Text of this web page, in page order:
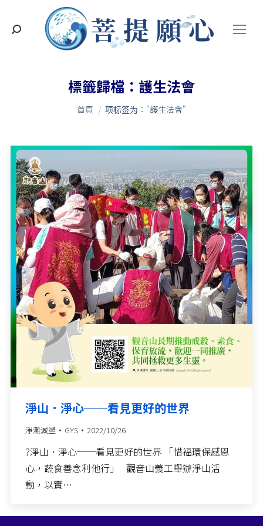
搜
標籤歸檔： 護生法會
您在這裡：
首頁 项标签为："護生法會"
淨山．淨心──看見更好的世界
淨灘減塑 GYS 2022/10/26
?淨山．淨心──看見更好的世界 「惜福環保感恩
心，蔬食善念利他行」 觀音山義工舉辦淨山活
動，以實…